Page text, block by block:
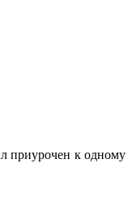
приурочен к одному